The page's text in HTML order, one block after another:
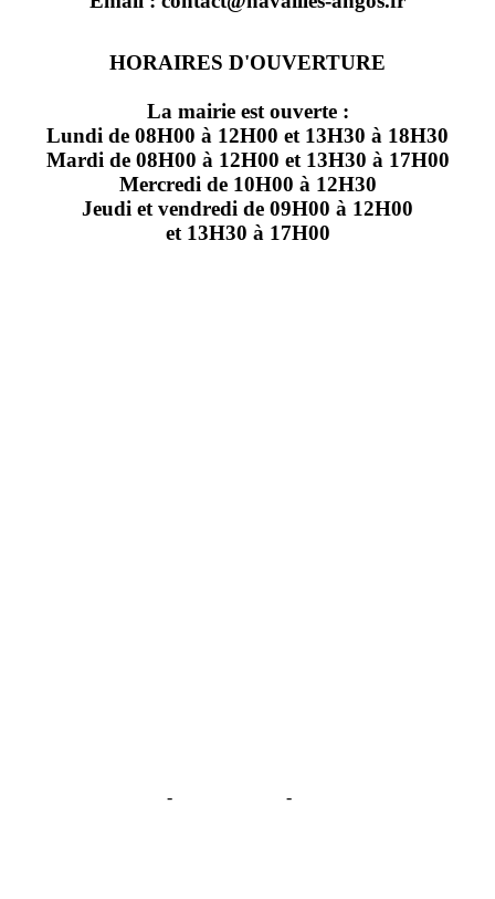
HORAIRES D'OUVERTURE
La mairie est ouverte :
Lundi de 08H00 à 12H00 et 13H30 à 18H30
Mardi de 08H00 à 12H00 et 13H30 à 17H00
Mercredi de 10H00 à 12H30
Jeudi et vendredi de 09H00 à 12H00
et 13H30 à 17H00
- -